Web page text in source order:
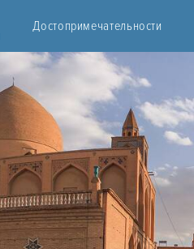
Достопримечательности